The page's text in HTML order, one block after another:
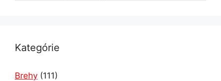
Kategórie
Brehy (111)